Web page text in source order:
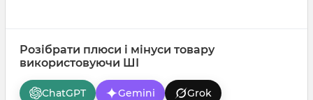
Розібрати плюси і мінуси товару
використовуючи ШІ
ChatGPT Gemini Grok